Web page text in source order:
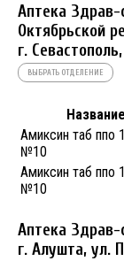
Аптека Здрав-
Октябрьской
г.
ВЫБРАТЬ ОТДЕЛЕНИЕ
Название
Амиксин таб ппо
№10
Амиксин таб ппо
№10
Аптека Здрав-
г. Алушта, ул.